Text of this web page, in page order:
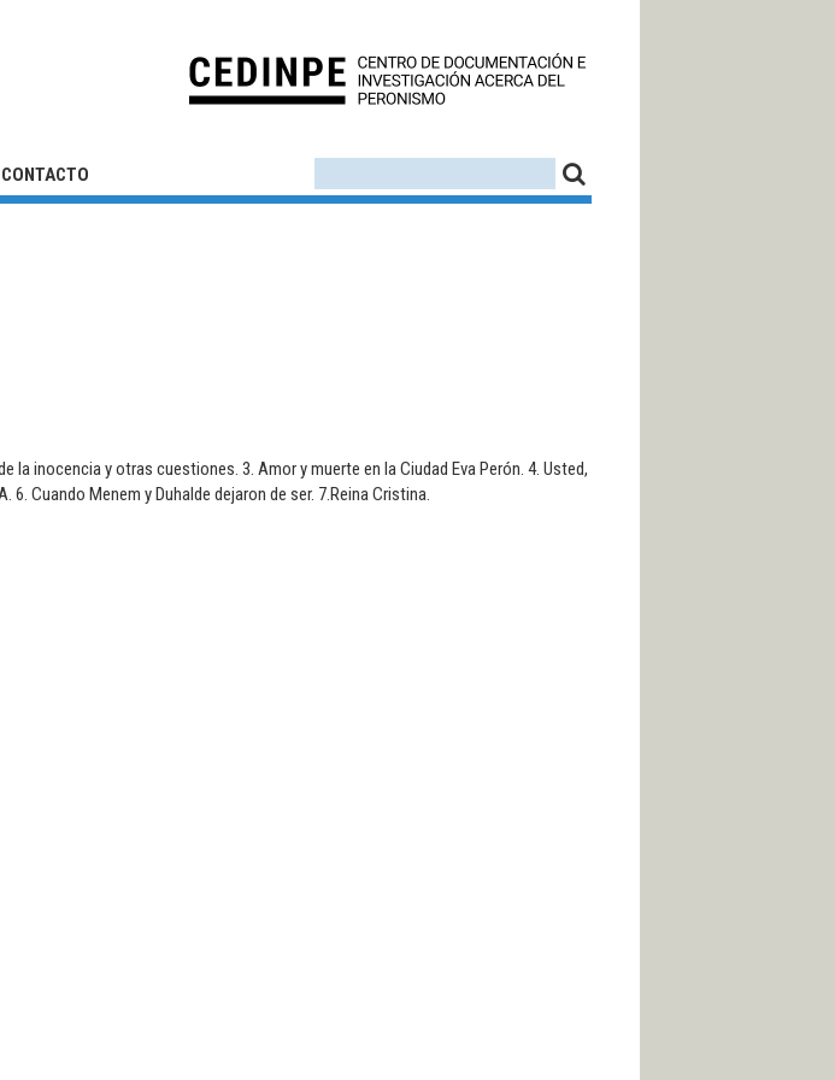
CONTACTO
la inocencia y otras cuestiones. 3. Amor y muerte en la Ciudad Eva Perón. 4. Usted,
6. Cuando Menem y Duhalde dejaron de ser. 7.Reina Cristina.